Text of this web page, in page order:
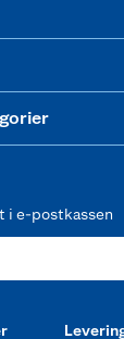
i e-postkassen